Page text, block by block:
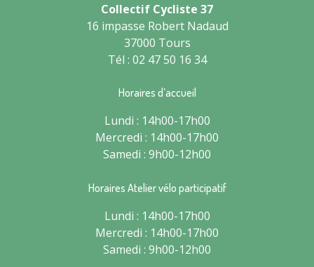
Collectif Cycliste 37
16 impasse Robert Nadaud
37000 Tours
Tél : 02 47 50 16 34
Horaires d’accueil
Lundi : 14h00-17h00
Mercredi : 14h00-17h00
Samedi : 9h00-12h00
Horaires Atelier vélo participatif
Lundi : 14h00-17h00
Mercredi : 14h00-17h00
Samedi : 9h00-12h00